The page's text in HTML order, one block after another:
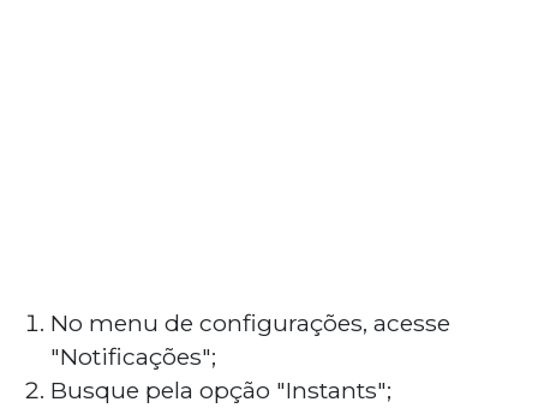
No menu de configurações, acesse
"Notificações";
Busque pela opção "Instants";